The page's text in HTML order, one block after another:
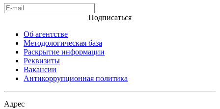
Подписаться
Об агентстве
Методологическая база
Раскрытие информации
Реквизиты
Вакансии
Антикоррупционная политика
Адрес